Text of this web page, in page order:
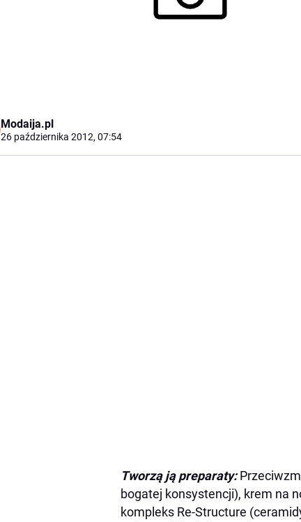
Modaija.pl
26 października 2012, 07:54
Tworzą ją preparaty:
bogatej konsystencji), krem na
kompleks Re-Structure